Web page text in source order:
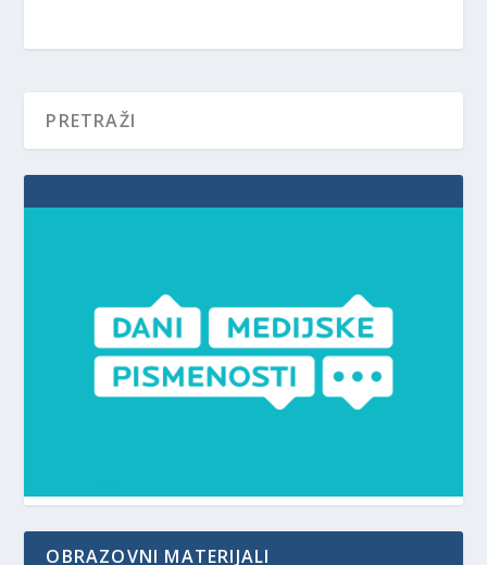
OBRAZOVNI MATERIJALI